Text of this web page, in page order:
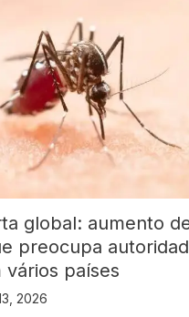
global: aumento
preocupa
vários países
2026